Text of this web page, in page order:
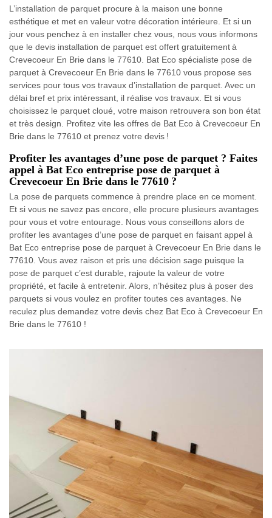
L’installation de parquet procure à la maison une bonne
esthétique et met en valeur votre décoration intérieure. Et si un
jour vous penchez à en installer chez vous, nous vous informons
que le devis installation de parquet est offert gratuitement à
Crevecoeur En Brie dans le 77610. Bat Eco spécialiste pose de
parquet à Crevecoeur En Brie dans le 77610 vous propose ses
services pour tous vos travaux d’installation de parquet. Avec un
délai bref et prix intéressant, il réalise vos travaux. Et si vous
choisissez le parquet cloué, votre maison retrouvera son bon état
et très design. Profitez vite les offres de Bat Eco à Crevecoeur En
Brie dans le 77610 et prenez votre devis !
Profiter les avantages d’une pose de parquet ? Faites
appel à Bat Eco entreprise pose de parquet à
Crevecoeur En Brie dans le 77610 ?
La pose de parquets commence à prendre place en ce moment.
Et si vous ne savez pas encore, elle procure plusieurs avantages
pour vous et votre entourage. Nous vous conseillons alors de
profiter les avantages d’une pose de parquet en faisant appel à
Bat Eco entreprise pose de parquet à Crevecoeur En Brie dans le
77610. Vous avez raison et pris une décision sage puisque la
pose de parquet c’est durable, rajoute la valeur de votre
propriété, et facile à entretenir. Alors, n’hésitez plus à poser des
parquets si vous voulez en profiter toutes ces avantages. Ne
reculez plus demandez votre devis chez Bat Eco à Crevecoeur En
Brie dans le 77610 !